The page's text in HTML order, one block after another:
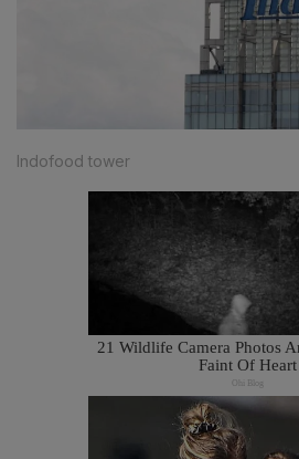
Indofood tower